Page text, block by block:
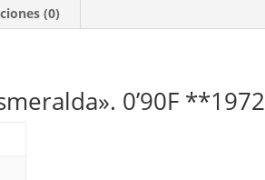
**1972
cantidad
(0)
0’90F **1972